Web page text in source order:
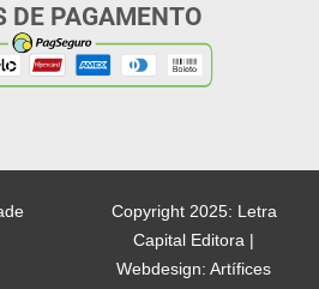
DE PAGAMENTO
Copyright 2025: Letra
Capital Editora |
Webdesign: Artífices